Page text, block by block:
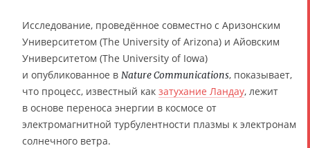
Исследование, проведённое совместно с Аризонским
Университетом (The University of Arizona) и Айовским
Университетом (The University of Iowa)
и опубликованное в Nature Communications, показывает,
что процесс, известный как затухание Ландау, лежит
в основе переноса энергии в космосе от
электромагнитной турбулентности плазмы к электронам
солнечного ветра.